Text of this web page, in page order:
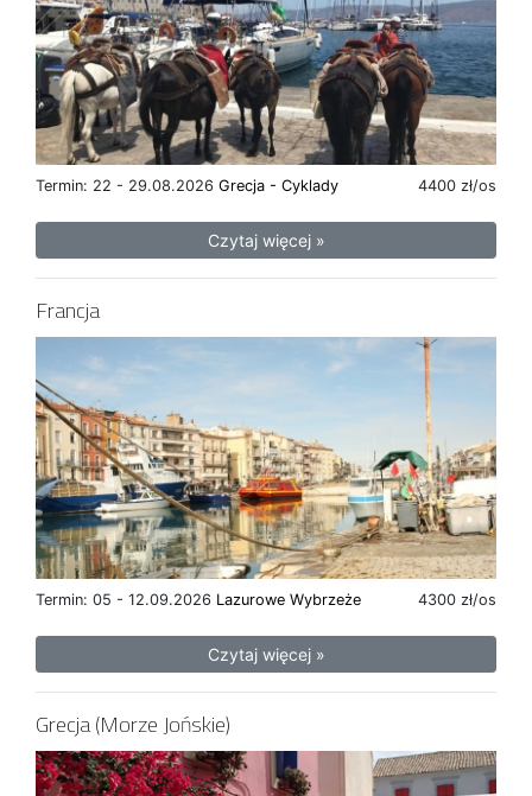
Termin: 22 - 29.08.2026 4400 zł/os
Grecja - Cyklady
Czytaj więcej »
Francja
Termin: 05 - 12.09.2026 4300 zł/os
Lazurowe Wybrzeże
Czytaj więcej »
Grecja (Morze Jońskie)